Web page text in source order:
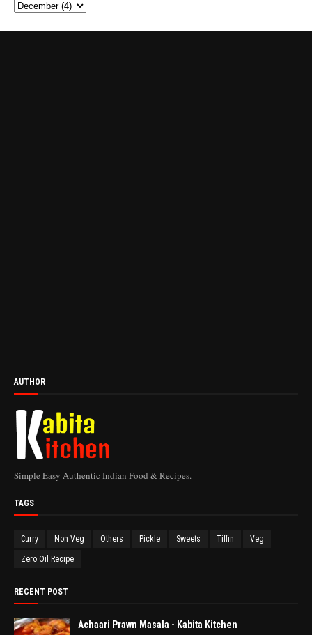
AUTHOR
Simple Easy Authentic Indian Food & Recipes.
TAGS
Curry Non Veg Others Pickle Sweets Tiffin Veg
Zero Oil Recipe
RECENT POST
Achaari Prawn Masala - Kabita Kitchen